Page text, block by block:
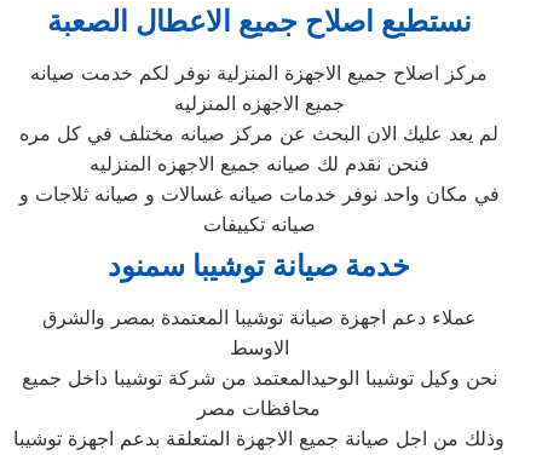
نستطيع اصلاح جميع الاعطال الصعبة
مركز اصلاح جميع الاجهزة المنزلية نوفر لكم خدمت صيانه
جميع الاجهزه المنزليه
لم يعد عليك الان البحث عن مركز صيانه مختلف في كل مره
فنحن نقدم لك صيانه جميع الاجهزه المنزليه
في مكان واحد نوفر خدمات صيانه غسالات و صيانه ثلاجات و
صيانه تكييفات
خدمة صيانة توشيبا سمنود
عملاء دعم اجهزة صيانة توشيبا المعتمدة بمصر والشرق
الاوسط
نحن وكيل توشيبا الوحيدالمعتمد من شركة توشيبا داخل جميع
محافظات مصر
وذلك من اجل صيانة جميع الاجهزة المتعلقة بدعم اجهزة توشيبا